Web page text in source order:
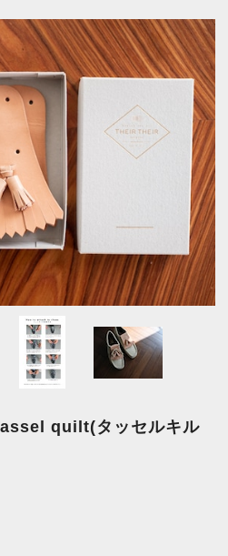
quilt(タッセルキル